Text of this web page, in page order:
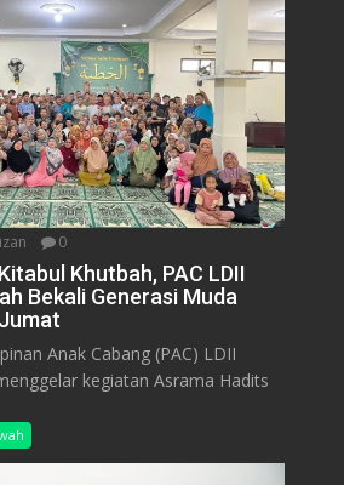
0
Khutbah, PAC LDII
Bekali Generasi Muda
Anak Cabang (PAC) LDII
kegiatan Asrama Hadits